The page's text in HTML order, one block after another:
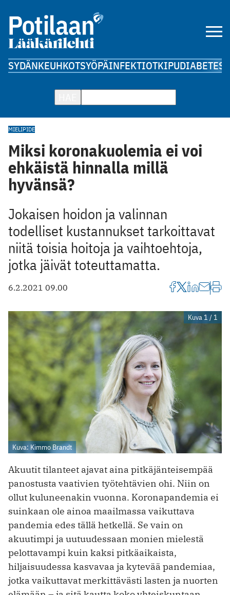
SYDÄNKEUHKOTSYÖPÄINFEKTIOTKIPUDIABETES
MIELIPIDE
Miksi koronakuolemia ei voi
ehkäistä hinnalla millä
hyvänsä?
Jokaisen hoidon ja valinnan
todelliset kustannukset tarkoittavat
niitä toisia hoitoja ja vaihtoehtoja,
jotka jäivät toteuttamatta.
6.2.2021 09.00
Kuva 1 / 1
Kuva: Kimmo Brandt
Akuutit tilanteet ajavat aina pitkäjänteisempää
panostusta vaativien työtehtävien ohi. Niin on
ollut kuluneenakin vuonna. Koronapandemia ei
suinkaan ole ainoa maailmassa vaikuttava
pandemia edes tällä hetkellä. Se vain on
akuutimpi ja uutuudessaan monien mielestä
pelottavampi kuin kaksi pitkäaikaista,
hiljaisuudessa kasvavaa ja kytevää pandemiaa,
jotka vaikuttavat merkittävästi lasten ja nuorten